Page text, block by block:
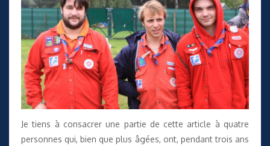
Je tiens à consacrer une partie de cette article à quatre
personnes qui, bien que plus âgées, ont, pendant trois ans